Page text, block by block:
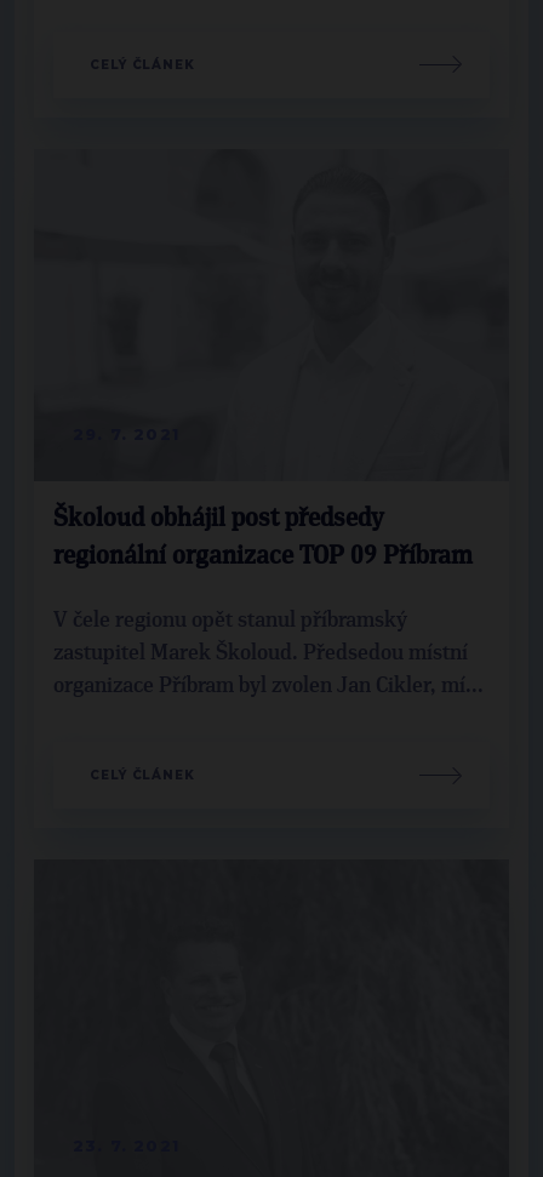
CELÝ ČLÁNEK
Školoud obhájil post předsedy
regionální organizace TOP 09 Příbram
V čele regionu opět stanul příbramský
zastupitel Marek Školoud. Předsedou místní
organizace Příbram byl zvolen Jan Cikler, mí...
CELÝ ČLÁNEK